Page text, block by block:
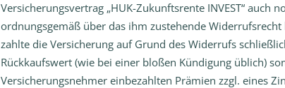
Versicherungsvertrag „HUK-Zukunftsrente INVEST“ auch
ordnungsgemäß über das ihm zustehende
zahlte die Versicherung auf Grund des Widerrufs
Rückkaufswert (wie bei einer bloßen Kündigung üblich)
Versicherungsnehmer einbezahlten Prämien zzgl. eines